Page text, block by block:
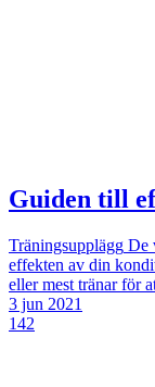
Guiden till
Träningsupplägg De
effekten av din
eller mest tränar för
3 jun 2021
142